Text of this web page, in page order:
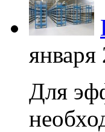
января
Для